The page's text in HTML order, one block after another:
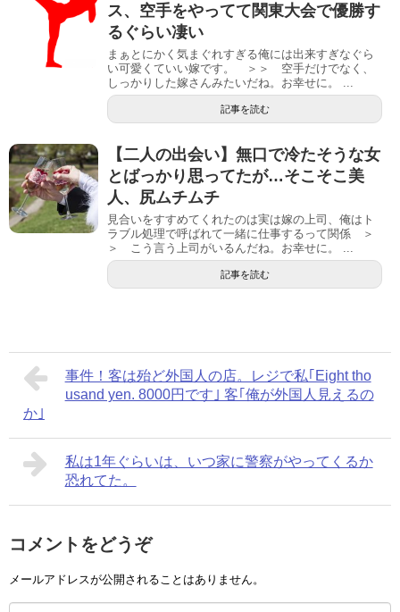
ス、空手をやってて関東大会で優勝す
るぐらい凄い
まぁとにかく気まぐれすぎる俺には出来すぎなぐら
い可愛くていい嫁です。 ＞＞ 空手だけでなく、
しっかりした嫁さんみたいだね。お幸せに。 ...
記事を読む
【二人の出会い】無口で冷たそうな女
とばっかり思ってたが…そこそこ美
人、尻ムチムチ
見合いをすすめてくれたのは実は嫁の上司、俺はト
ラブル処理で呼ばれて一緒に仕事するって関係 ＞
＞ こう言う上司がいるんだね。お幸せに。 ...
記事を読む
事件！客は殆ど外国人の店。レジで私｢Eight tho
usand yen. 8000円です｣ 客｢俺が外国人見えるの
か｣
私は1年ぐらいは、いつ家に警察がやってくるか
恐れてた。
コメントをどうぞ
メールアドレスが公開されることはありません。